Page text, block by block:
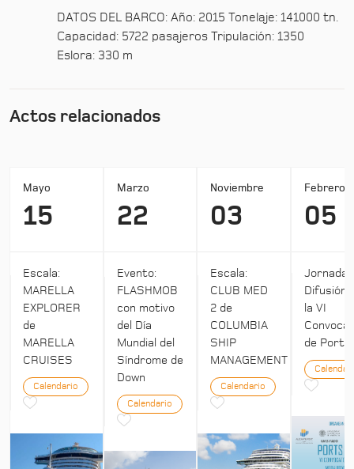
DATOS DEL BARCO: Año: 2015 Tonelaje: 141000 tn.
Capacidad: 5722 pasajeros Tripulación: 1350
Eslora: 330 m
Actos relacionados
Mayo
15
Escala:
MARELLA
EXPLORER
de
MARELLA
CRUISES
Calendario
Marzo
22
Evento:
FLASHMOB
con motivo
del Día
Mundial del
Síndrome de
Down
Calendario
Noviembre
03
Escala:
CLUB MED
2 de
COLUMBIA
SHIP
MANAGEMENT
Calendario
Febrero
05
Jornada:
Difusión
la VI
de Ports